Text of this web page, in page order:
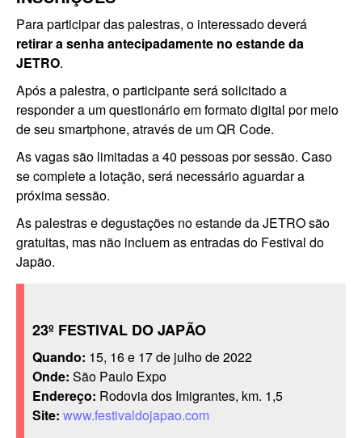
Para participar das palestras, o interessado deverá
retirar a senha antecipadamente no estande da
JETRO.
Após a palestra, o participante será solicitado a
responder a um questionário em formato digital por meio
de seu smartphone, através de um QR Code.
As vagas são limitadas a 40 pessoas por sessão. Caso
se complete a lotação, será necessário aguardar a
próxima sessão.
As palestras e degustações no estande da JETRO são
gratuitas, mas não incluem as entradas do Festival do
Japão.
23º FESTIVAL DO JAPÃO
Quando: 15, 16 e 17 de julho de 2022
Onde: São Paulo Expo
Endereço: Rodovia dos Imigrantes, km. 1,5
Site: www.festivaldojapao.com